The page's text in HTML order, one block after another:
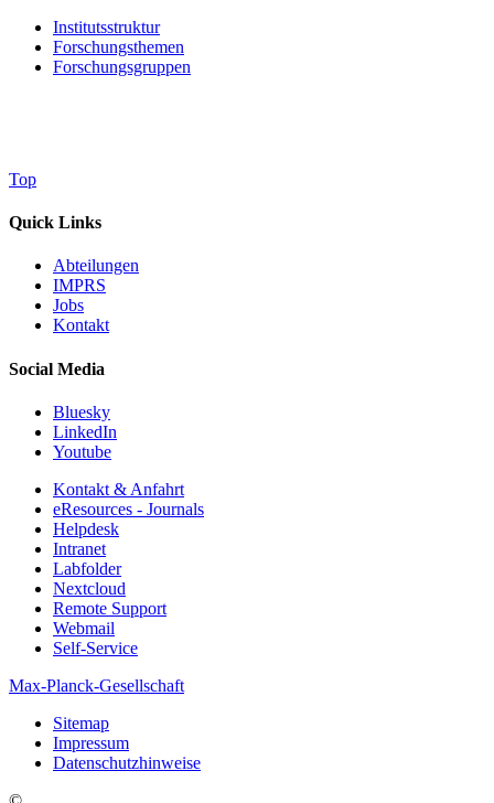
Institutsstruktur
Forschungsthemen
Forschungsgruppen
Top
Quick Links
Abteilungen
IMPRS
Jobs
Kontakt
Social Media
Bluesky
LinkedIn
Youtube
Kontakt & Anfahrt
eResources - Journals
Helpdesk
Intranet
Labfolder
Nextcloud
Remote Support
Webmail
Self-Service
Max-Planck-Gesellschaft
Sitemap
Impressum
Datenschutzhinweise